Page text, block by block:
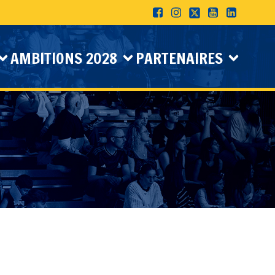
AMBITIONS 2028 PARTENAIRES